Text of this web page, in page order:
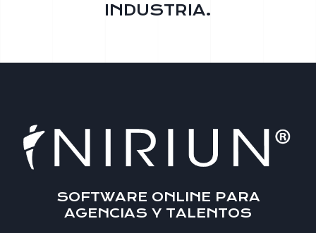
INDUSTRIA.
SOFTWARE ONLINE PARA
AGENCIAS Y TALENTOS